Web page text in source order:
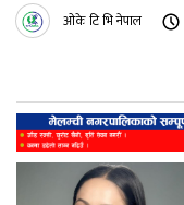
ओके टि भि नेपाल